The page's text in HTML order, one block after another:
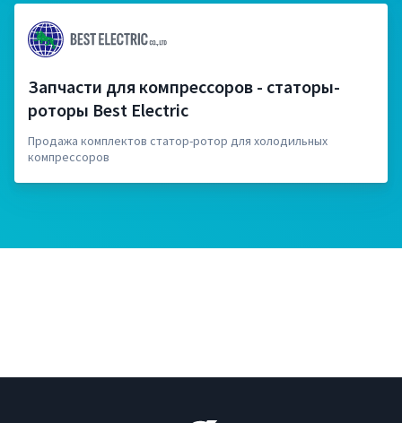
Запчасти для компрессоров - статоры-
роторы Best Electric
Продажа комплектов статор-ротор для холодильных
компрессоров